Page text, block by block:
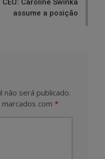
CEO: Caroline Swinka
assume a posição
não será publicado.
com *